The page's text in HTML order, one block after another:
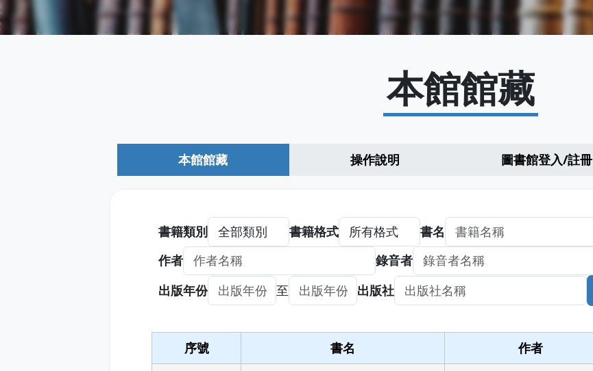
本館館藏
本館館藏 操作說明 圖書館登入/註冊
書籍類別 書籍格式
書名
作者
錄音者
出版年份
出版年份起 至
出版年份迄 出版社
序號 書名 作者